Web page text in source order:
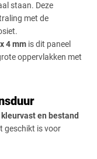
staan. Deze
met de
4 mm is dit paneel
oppervlakken met
en bestand
geschikt is voor